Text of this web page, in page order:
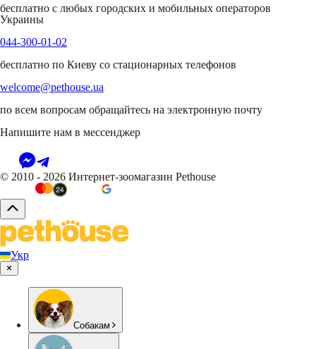
бесплатно с любых городских и мобильных операторов
Украины
044-300-01-02
бесплатно по Киеву со стационарных телефонов
welcome@pethouse.ua
по всем вопросам обращайтесь на электронную почту
Напишите нам в мессенджер
© 2010 - 2026 Интернет-зоомагазин Pethouse
Укр
Собакам